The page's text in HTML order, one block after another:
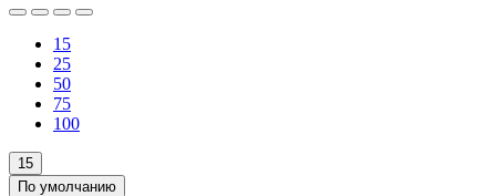
15
25
50
75
100
15
По умолчанию